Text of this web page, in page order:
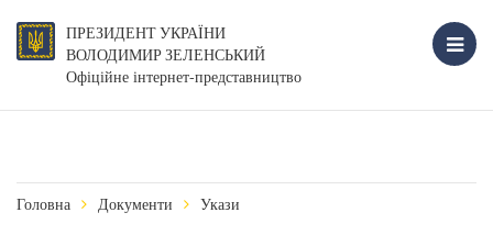
ПРЕЗИДЕНТ УКРАЇНИ
ВОЛОДИМИР ЗЕЛЕНСЬКИЙ
Офіційне інтернет-представництво
Головна Документи Укази